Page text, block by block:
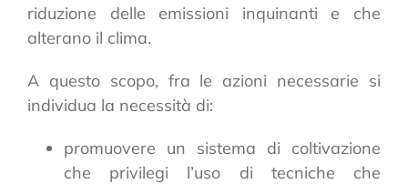
riduzione delle emissioni inquinanti e che
alterano il clima.
A questo scopo, fra le azioni necessarie si
individua la necessità di:
promuovere un sistema di coltivazione
che privilegi l’uso di tecniche che